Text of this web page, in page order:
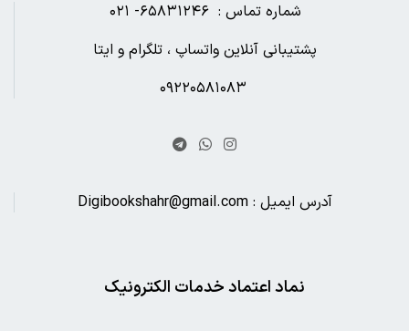
شماره تماس : ۶۵۸۳۱۲۴۶- ۰۲۱
پشتیبانی آنلاین واتساپ ، تلگرام و ایتا
آدرس ایمیل : Digibookshahr@gmail.com
نماد اعتماد خدمات الکترونیک